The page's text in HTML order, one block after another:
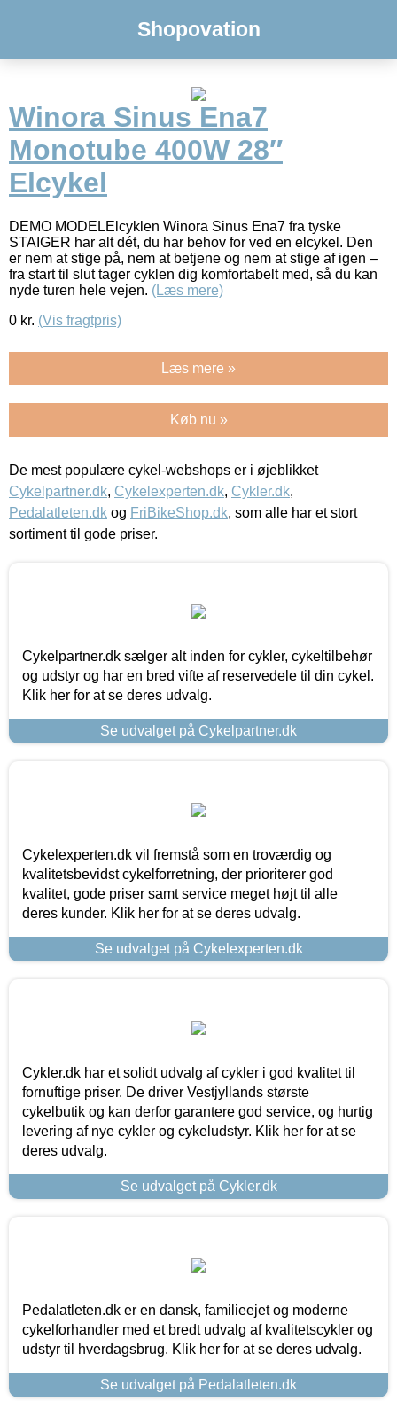
Shopovation
Winora Sinus Ena7
Monotube 400W 28″
Elcykel
DEMO MODELElcyklen Winora Sinus Ena7 fra tyske
STAIGER har alt dét, du har behov for ved en elcykel. Den
er nem at stige på, nem at betjene og nem at stige af igen –
fra start til slut tager cyklen dig komfortabelt med, så du kan
nyde turen hele vejen. (Læs mere)
0 kr. (Vis fragtpris)
Læs mere »
Køb nu »
De mest populære cykel-webshops er i øjeblikket
Cykelpartner.dk, Cykelexperten.dk, Cykler.dk,
Pedalatleten.dk og FriBikeShop.dk, som alle har et stort
sortiment til gode priser.
Cykelpartner.dk sælger alt inden for cykler, cykeltilbehør
og udstyr og har en bred vifte af reservedele til din cykel.
Klik her for at se deres udvalg.
Se udvalget på Cykelpartner.dk
Cykelexperten.dk vil fremstå som en troværdig og
kvalitetsbevidst cykelforretning, der prioriterer god
kvalitet, gode priser samt service meget højt til alle
deres kunder. Klik her for at se deres udvalg.
Se udvalget på Cykelexperten.dk
Cykler.dk har et solidt udvalg af cykler i god kvalitet til
fornuftige priser. De driver Vestjyllands største
cykelbutik og kan derfor garantere god service, og hurtig
levering af nye cykler og cykeludstyr. Klik her for at se
deres udvalg.
Se udvalget på Cykler.dk
Pedalatleten.dk er en dansk, familieejet og moderne
cykelforhandler med et bredt udvalg af kvalitetscykler og
udstyr til hverdagsbrug. Klik her for at se deres udvalg.
Se udvalget på Pedalatleten.dk